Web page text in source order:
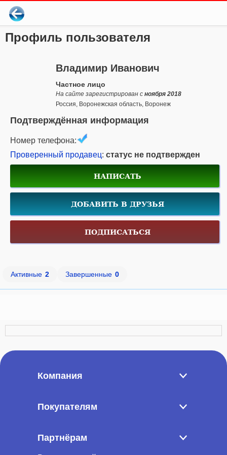
Профиль пользователя
Владимир Иванович
Частное лицо
На сайте зарегистрирован с ноября 2018
Россия, Воронежская область, Воронеж
Подтверждённая информация
Номер телефона:
Проверенный продавец: статус не подтвержден
НАПИСАТЬ
ДОБАВИТЬ В ДРУЗЬЯ
ПОДПИСАТЬСЯ
Активные 2 Завершенные 0
Компания
Покупателям
Партнёрам